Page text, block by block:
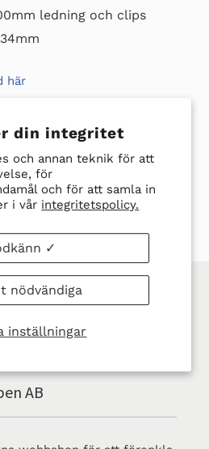
din integritet
och annan teknik för att
för
och för att samla in
i vår integritetspolicy.
inställningar
✓
nödvändiga
ledning och clips
här
TWITTRA
PÅ
TWITTER
SPARA
MOMS
AB